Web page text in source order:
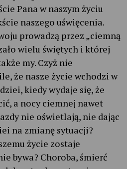
Pana w naszym życiu
naszego uświęcenia.
prowadzą przez „ciemną
wielu świętych i której
my. Czyż nie
że nasze życie wchodzi w
kiedy wydaje się, że
a nocy ciemnej nawet
nie oświetlają, nie dając
na zmianę sytuacji?
życie zostaje
bywa? Choroba, śmierć